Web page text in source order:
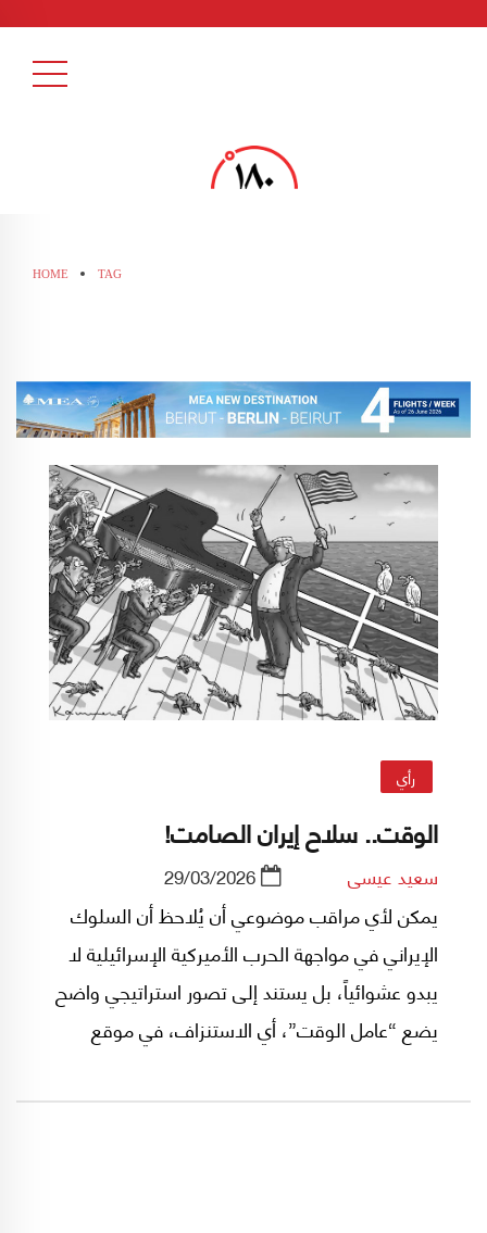
HOME TAG
رأي
الوقت.. سلاح إيران الصامت!
سعيد عيسى 29/03/2026
يمكن لأي مراقب موضوعي أن يُلاحظ أن السلوك
الإيراني في مواجهة الحرب الأميركية الإسرائيلية لا
يبدو عشوائياً، بل يستند إلى تصور استراتيجي واضح
يضع “عامل الوقت”، أي الاستنزاف، في موقع
التفوق العسكري الأميركي-الإسرائيلي. وفي هذا